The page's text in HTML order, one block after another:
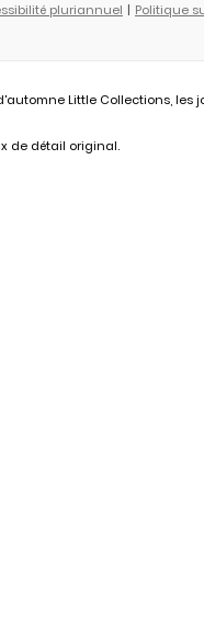
pluriannuel Politique
Little Collections, les
de détail original.